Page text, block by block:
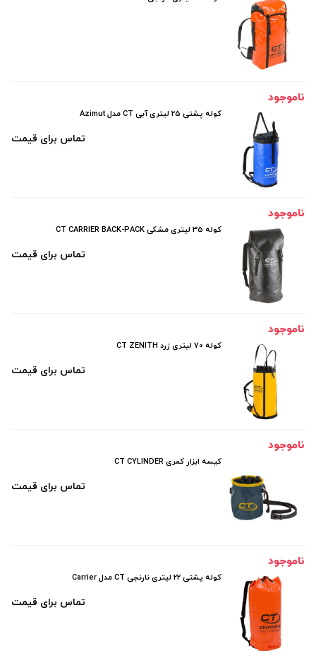
ناموجود
کوله پشتی 25 لیتری آبی CT مدل Azimut
تماس برای قیمت
ناموجود
کوله 35 لیتری مشکی CT CARRIER BACK-PACK
تماس برای قیمت
ناموجود
کوله 70 لیتری زرد CT ZENITH
تماس برای قیمت
ناموجود
کیسه ابزار کمری CT CYLINDER
تماس برای قیمت
ناموجود
کوله پشتی 22 لیتری نارنجی CT مدل Carrier
تماس برای قیمت